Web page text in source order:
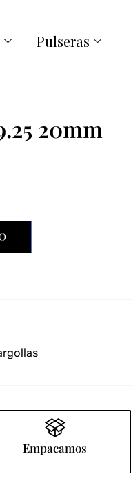
Pulseras
20mm
Empacamos